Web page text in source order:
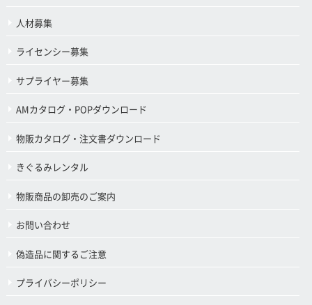
人材募集
ライセンシー募集
サプライヤー募集
AMカタログ・POPダウンロード
物販カタログ・注文書ダウンロード
きぐるみレンタル
物販商品の卸売のご案内
お問い合わせ
偽造品に関するご注意
プライバシーポリシー